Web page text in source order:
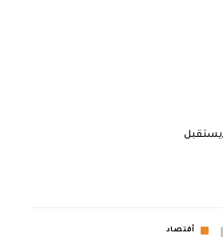
يستقبل
أقتصاد